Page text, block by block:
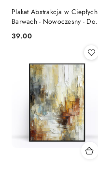
Plakat Abstrakcja w Ciepłych
Barwach - Nowoczesny - Do
Salonu
Cena:
39.00